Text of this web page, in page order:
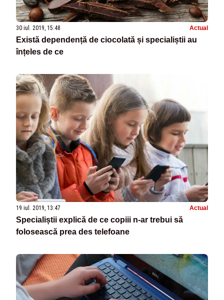
30 iul. 2019, 15:48 Actual
Există dependență de ciocolată și specialiștii au
înțeles de ce
19 iul. 2019, 13:47 Actual
Specialiștii explică de ce copiii n-ar trebui să
folosească prea des telefoane